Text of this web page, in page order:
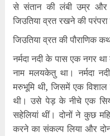
से संतान की लंबी उम्र और
जिउतिया व्रत रखने की परंपरा
जिउतिया व्रत की पौराणिक
नर्मदा नदी के पास एक नगर
नाम मलयकेतु था। नर्मदा
मरुभूमि थी, जिसमें एक
थी। उसे पेड़ के नीचे एक
सहेलियां थीं। दोनों ने कुछ
करने का संकल्प लिया और